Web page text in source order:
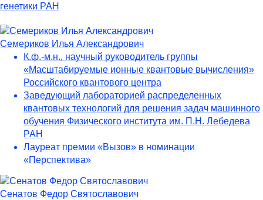
генетики РАН
Семериков Илья Александрович
К.ф.-м.н., научный руководитель группы
«Масштабируемые ионные квантовые вычисления»
Российского квантового центра
Заведующий лабораторией распределенных
квантовых технологий для решения задач машинного
обучения Физического института им. П.Н. Лебедева
РАН
Лауреат премии «Вызов» в номинации
«Перспектива»
Сенатов Федор Святославович